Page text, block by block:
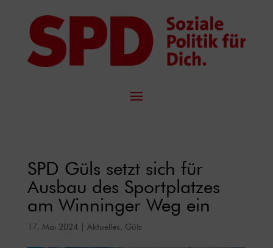
SPD Güls setzt sich für
Ausbau des Sportplatzes
am Winninger Weg ein
17. Mai 2024 Aktuelles, Güls